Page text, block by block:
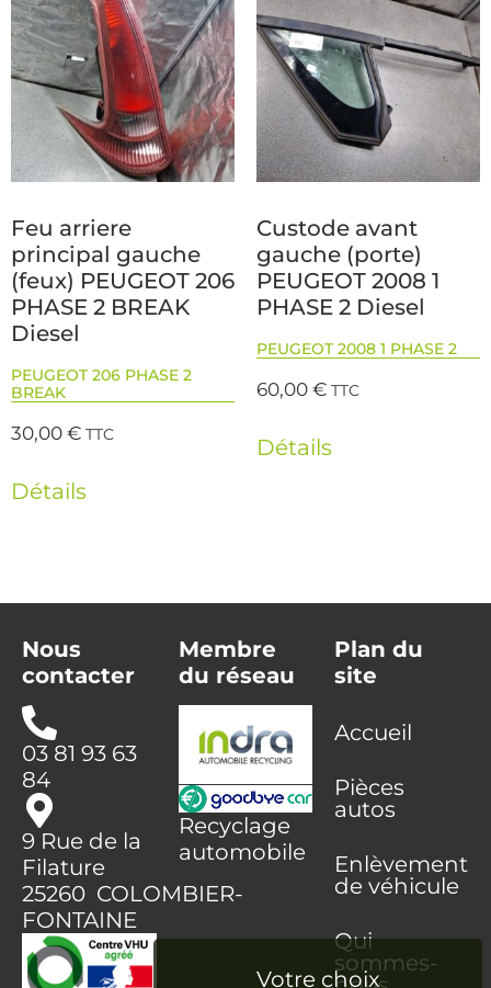
Feu arriere
principal gauche
(feux) PEUGEOT 206
PHASE 2 BREAK
Diesel
PEUGEOT 206 PHASE 2
BREAK
30,00€ TTC
Détails
Custode avant
gauche (porte)
PEUGEOT 2008 1
PHASE 2 Diesel
PEUGEOT 2008 1 PHASE 2
60,00€ TTC
Détails
Nous
contacter
03 81 93 63
84
9 Rue de la
Filature
25260 COLOMBIER-
FONTAINE
Membre
du réseau
Recyclage
automobile
Plan du
site
Accueil
Pièces
autos
Enlèvement
de véhicule
Qui
sommes-